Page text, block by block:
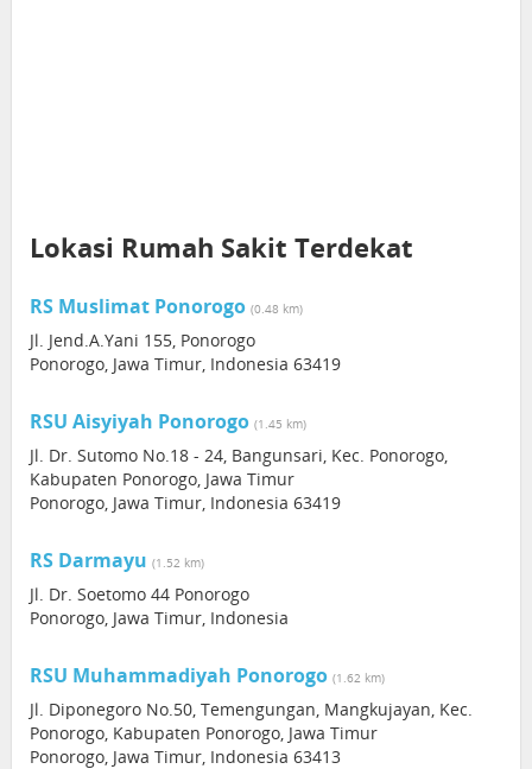
Lokasi Rumah Sakit Terdekat
RS Muslimat Ponorogo (0.48 km)
Jl. Jend.A.Yani 155, Ponorogo
Ponorogo, Jawa Timur, Indonesia 63419
RSU Aisyiyah Ponorogo (1.45 km)
Jl. Dr. Sutomo No.18 - 24, Bangunsari, Kec. Ponorogo,
Kabupaten Ponorogo, Jawa Timur
Ponorogo, Jawa Timur, Indonesia 63419
RS Darmayu (1.52 km)
Jl. Dr. Soetomo 44 Ponorogo
Ponorogo, Jawa Timur, Indonesia
RSU Muhammadiyah Ponorogo (1.62 km)
Jl. Diponegoro No.50, Temengungan, Mangkujayan, Kec.
Ponorogo, Kabupaten Ponorogo, Jawa Timur
Ponorogo, Jawa Timur, Indonesia 63413